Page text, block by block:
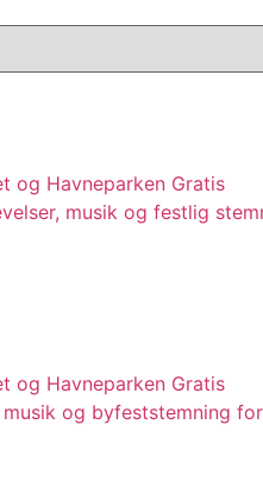
og Havneparken Gratis
musik og festlig
og Havneparken Gratis
og byfeststemning